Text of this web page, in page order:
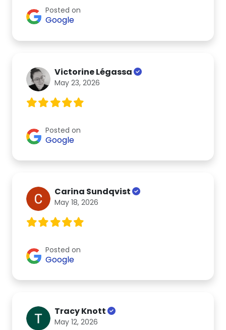
Posted on
Google
Victorine Légassa
May 23, 2026
Posted on
Google
Carina Sundqvist
May 18, 2026
Posted on
Google
Tracy Knott
May 12, 2026